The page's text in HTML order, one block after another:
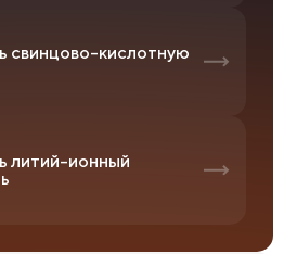
свинцово-кислотную
литий-ионный